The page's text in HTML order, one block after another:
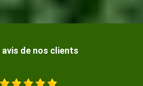
avis de nos clients